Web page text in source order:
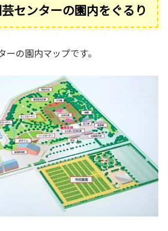
センターの園内をぐるり
の園内マップです。